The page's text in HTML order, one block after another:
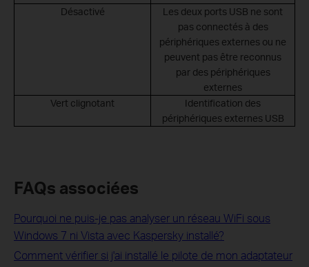
Désactivé
Les deux ports USB ne sont
pas connectés à des
périphériques externes ou ne
peuvent pas être reconnus
par des périphériques
externes
Vert clignotant
Identification des
périphériques externes USB
FAQs associées
Pourquoi ne puis-je pas analyser un réseau WiFi sous
Windows 7 ni Vista avec Kaspersky installé?
Comment vérifier si j'ai installé le pilote de mon adaptateur